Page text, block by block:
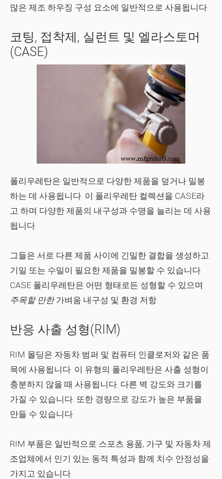
많은 제조 하우징 구성 요소에 일반적으로 사용됩니다.
코팅, 접착제, 실런트 및 엘라스토머
(CASE)
폴리우레탄은 일반적으로 다양한 제품을 덮거나 밀봉
하는 데 사용됩니다. 이 폴리우레탄 컬렉션을 CASE라
고 하며 다양한 제품의 내구성과 수명을 늘리는 데 사용
됩니다.
그들은 서로 다른 제품 사이에 긴밀한 결합을 생성하고
기밀 또는 수밀이 필요한 제품을 밀봉할 수 있습니다.
CASE 폴리우레탄은 어떤 형태로든 성형할 수 있으며
주목할 만한가벼움 내구성 및 환경 저항.
반응 사출 성형(RIM)
RIM 몰딩은 자동차 범퍼 및 컴퓨터 인클로저와 같은 품
목에 사용됩니다. 이 유형의 폴리우레탄은 사출 성형이
충분하지 않을 때 사용됩니다. 다른 벽 강도와 크기를
가질 수 있습니다. 또한 경량으로 강도가 높은 부품을
만들 수 있습니다.
RIM 부품은 일반적으로 스포츠 용품, 가구 및 자동차 제
조업체에서 인기 있는 동적 특성과 함께 치수 안정성을
가지고 있습니다.